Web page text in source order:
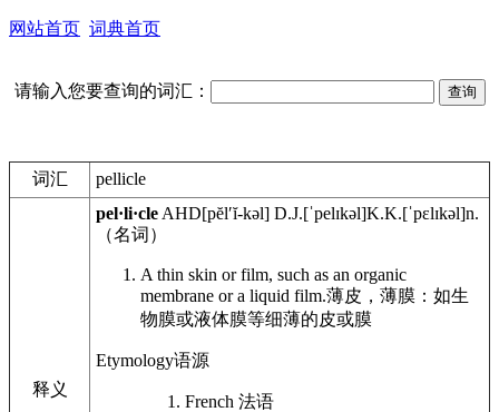
网站首页 词典首页
请输入您要查询的词汇：
词汇 pellicle
释义
pel·li·cle AHD[pĕlʹĭ-kəl] D.J.[ˈpelɪkəl]K.K.[ˈpɛlɪkəl]n.
（名词）
A thin skin or film, such as an organic
membrane or a liquid film.薄皮，薄膜：如生
物膜或液体膜等细薄的皮或膜
Etymology语源
French 法语